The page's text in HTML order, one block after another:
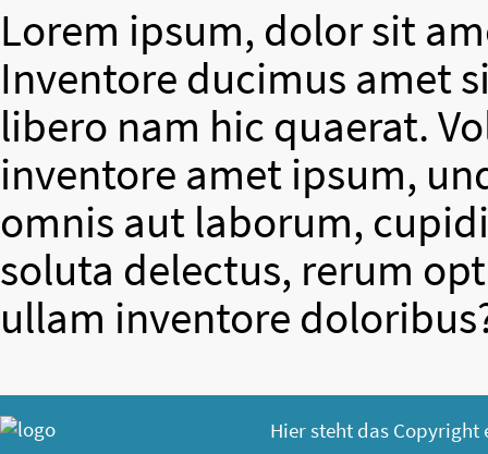
Lorem ipsum, dolor sit
Inventore ducimus amet
libero nam hic quaerat.
inventore amet ipsum,
omnis aut laborum,
soluta delectus, rerum
ullam inventore
Hier steht das Copyright